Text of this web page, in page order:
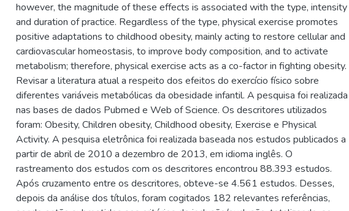
however, the magnitude of these effects is associated with the type, intensity
and duration of practice. Regardless of the type, physical exercise promotes
positive adaptations to childhood obesity, mainly acting to restore cellular and
cardiovascular homeostasis, to improve body composition, and to activate
metabolism; therefore, physical exercise acts as a co-factor in fighting obesity.
Revisar a literatura atual a respeito dos efeitos do exercício físico sobre
diferentes variáveis metabólicas da obesidade infantil. A pesquisa foi realizada
nas bases de dados Pubmed e Web of Science. Os descritores utilizados
foram: Obesity, Children obesity, Childhood obesity, Exercise e Physical
Activity. A pesquisa eletrônica foi realizada baseada nos estudos publicados a
partir de abril de 2010 a dezembro de 2013, em idioma inglês. O
rastreamento dos estudos com os descritores encontrou 88.393 estudos.
Após cruzamento entre os descritores, obteve-se 4.561 estudos. Desses,
depois da análise dos títulos, foram cogitados 182 relevantes referências,